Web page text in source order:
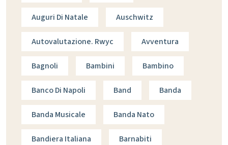
Auguri Di Natale Auschwitz
Autovalutazione. Rwyc Avventura
Bagnoli Bambini Bambino
Banco Di Napoli Band Banda
Banda Musicale Banda Nato
Bandiera Italiana Barnabiti